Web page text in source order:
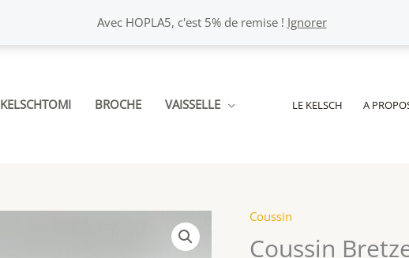
Avec HOPLA5, c'est 5% de remise ! Ignorer
KELSCHTOMI BROCHE VAISSELLE LE KELSCH A
Coussin
Coussin